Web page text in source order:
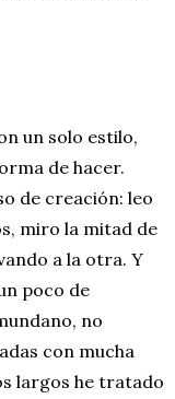
un solo estilo,
de hacer.
de creación: leo
miro la mitad de
a la otra. Y
poco de
no
con mucha
largos he tratado